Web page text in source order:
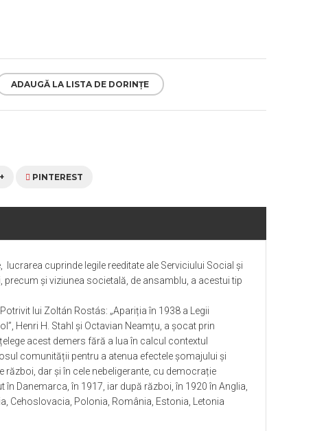
ADAUGĂ LA LISTA DE DORINȚE
PINTEREST
lucrarea cuprinde legile reeditate ale Serviciului Social și
și viziunea societală, de ansamblu, a acestui tip
lui Zoltán Rostás: „Apariția în 1938 a Legii
Henri H. Stahl și Octavian Neamțu, a șocat prin
acest demers fără a lua în calcul contextul
comunității pentru a atenua efectele șomajului și
dar și în cele nebeligerante, cu democrație
Danemarca, în 1917, iar după război, în 1920 în Anglia,
Cehoslovacia, Polonia, România, Estonia, Letonia